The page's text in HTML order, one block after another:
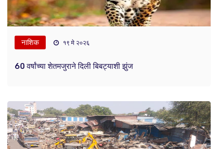
नाशिक १९ मे २०२६
60 वर्षांच्या शेतमजुराने दिली बिबट्याशी झुंज